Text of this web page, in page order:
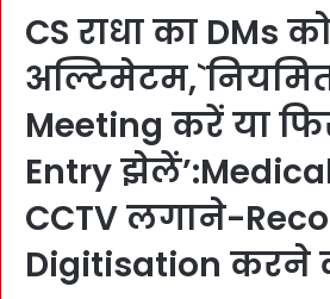
CS राधा का DMs
Meeting करें या
Entry
CCTV लगाने-
Digitisation करने